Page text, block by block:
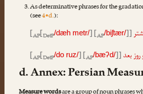
As determinative phrases for the
(see4•d.):
[AP[DetP/dæh metr/] [AP/biʃtær/]]
بعد [AP[DetP/do ruz/] [AP/bæʔd/]]
d. Annex: Persian